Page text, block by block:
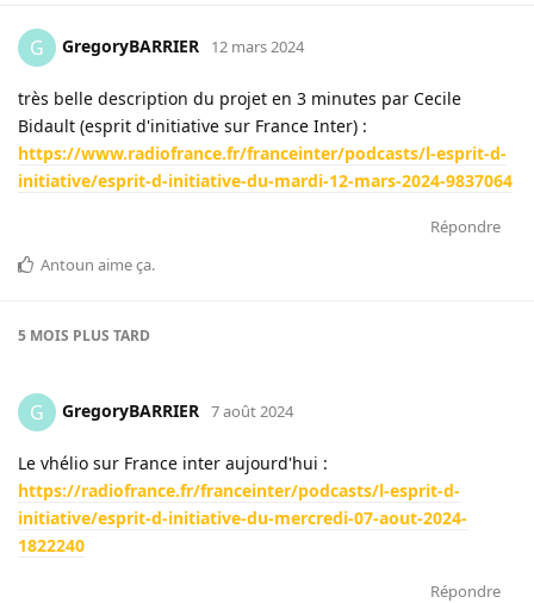
G GregoryBARRIER 12 mars 2024
très belle description du projet en 3 minutes par Cecile
Bidault (esprit d'initiative sur France Inter) :
https://www.radiofrance.fr/franceinter/podcasts/l-esprit-d-
initiative/esprit-d-initiative-du-mardi-12-mars-2024-9837064
Répondre
Antoun aime ça.
5 MOIS PLUS TARD
G GregoryBARRIER 7 août 2024
Le vhélio sur France inter aujourd'hui :
https://radiofrance.fr/franceinter/podcasts/l-esprit-d-
initiative/esprit-d-initiative-du-mercredi-07-aout-2024-
1822240
Répondre